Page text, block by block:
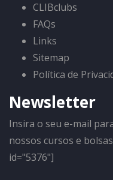
CLIBclubs
FAQs
Links
Sitemap
Política de
Newsletter
Insira o seu e-mail
nossos cursos e
id="5376"]